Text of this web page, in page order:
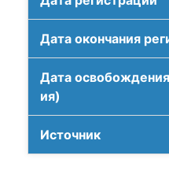
Дата окончания
Дата
ия)
Источник